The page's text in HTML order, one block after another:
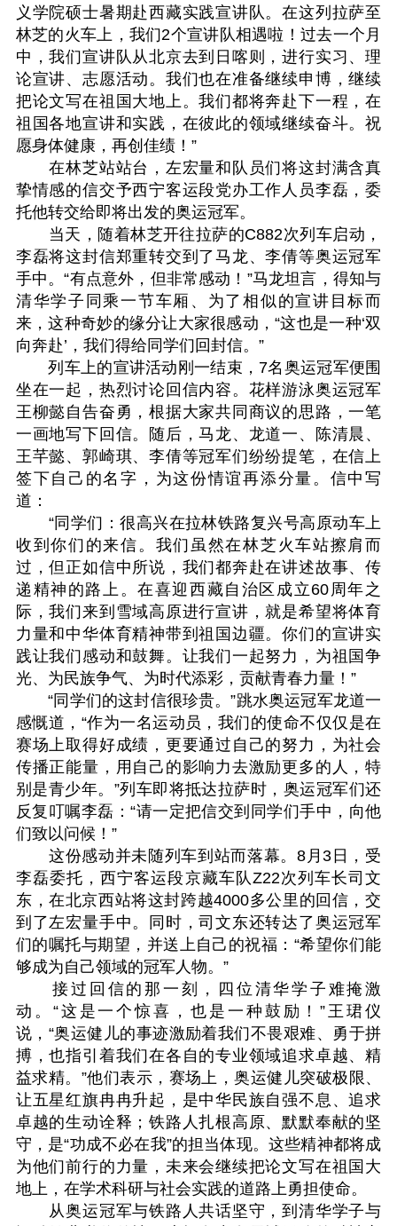
义学院硕士暑期赴西藏实践宣讲队。在这列拉萨至
林芝的火车上，我们2个宣讲队相遇啦！过去一个月
中，我们宣讲队从北京去到日喀则，进行实习、理
论宣讲、志愿活动。我们也在准备继续申博，继续
把论文写在祖国大地上。我们都将奔赴下一程，在
祖国各地宣讲和实践，在彼此的领域继续奋斗。祝
愿身体健康，再创佳绩！”
在林芝站站台，左宏量和队员们将这封满含真
挚情感的信交予西宁客运段党办工作人员李磊，委
托他转交给即将出发的奥运冠军。
当天，随着林芝开往拉萨的C882次列车启动，
李磊将这封信郑重转交到了马龙、李倩等奥运冠军
手中。“有点意外，但非常感动！”马龙坦言，得知与
清华学子同乘一节车厢、为了相似的宣讲目标而
来，这种奇妙的缘分让大家很感动，“这也是一种‘双
向奔赴’，我们得给同学们回封信。”
列车上的宣讲活动刚一结束，7名奥运冠军便围
坐在一起，热烈讨论回信内容。花样游泳奥运冠军
王柳懿自告奋勇，根据大家共同商议的思路，一笔
一画地写下回信。随后，马龙、龙道一、陈清晨、
王芊懿、郭崎琪、李倩等冠军们纷纷提笔，在信上
签下自己的名字，为这份情谊再添分量。信中写
道：
“同学们：很高兴在拉林铁路复兴号高原动车上
收到你们的来信。我们虽然在林芝火车站擦肩而
过，但正如信中所说，我们都奔赴在讲述故事、传
递精神的路上。在喜迎西藏自治区成立60周年之
际，我们来到雪域高原进行宣讲，就是希望将体育
力量和中华体育精神带到祖国边疆。你们的宣讲实
践让我们感动和鼓舞。让我们一起努力，为祖国争
光、为民族争气、为时代添彩，贡献青春力量！”
“同学们的这封信很珍贵。”跳水奥运冠军龙道一
感慨道，“作为一名运动员，我们的使命不仅仅是在
赛场上取得好成绩，更要通过自己的努力，为社会
传播正能量，用自己的影响力去激励更多的人，特
别是青少年。”列车即将抵达拉萨时，奥运冠军们还
反复叮嘱李磊：“请一定把信交到同学们手中，向他
们致以问候！”
这份感动并未随列车到站而落幕。8月3日，受
李磊委托，西宁客运段京藏车队Z22次列车长司文
东，在北京西站将这封跨越4000多公里的回信，交
到了左宏量手中。同时，司文东还转达了奥运冠军
们的嘱托与期望，并送上自己的祝福：“希望你们能
够成为自己领域的冠军人物。”
接过回信的那一刻，四位清华学子难掩激
动。“这是一个惊喜，也是一种鼓励！”王珺仪
说，“奥运健儿的事迹激励着我们不畏艰难、勇于拼
搏，也指引着我们在各自的专业领域追求卓越、精
益求精。”他们表示，赛场上，奥运健儿突破极限、
让五星红旗冉冉升起，是中华民族自强不息、追求
卓越的生动诠释；铁路人扎根高原、默默奉献的坚
守，是“功成不必在我”的担当体现。这些精神都将成
为他们前行的力量，未来会继续把论文写在祖国大
地上，在学术科研与社会实践的道路上勇担使命。
从奥运冠军与铁路人共话坚守，到清华学子与